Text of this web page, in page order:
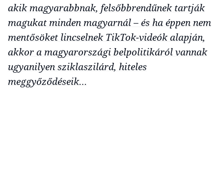
akik magyarabbnak, felsőbbrendűnek tartják
magukat minden magyarnál – és ha éppen nem
mentősöket lincselnek TikTok-videók alapján,
akkor a magyarországi belpolitikáról vannak
ugyanilyen sziklaszilárd, hiteles
meggyőződéseik…